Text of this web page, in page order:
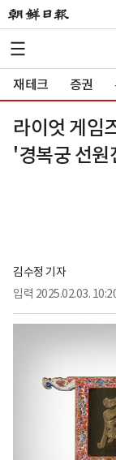
재테크 증권
라이엇 게임
'경복궁 선원
김수정 기자
입력 2025.02.03.